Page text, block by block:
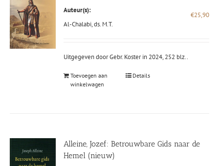
Auteur(s):
Al-Chalabi, ds. M.T.
€25,90
Uitgegeven door Gebr. Koster in 2024, 252 blz..
Toevoegen aan
winkelwagen
Details
Alleine, Jozef: Betrouwbare Gids naar de
Hemel (nieuw)